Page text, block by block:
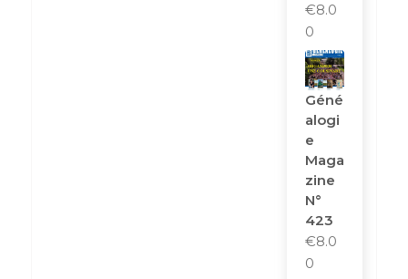
€8.0
0
Géné
Alogi
E
Maga
Zine
N°
423
€8.0
0